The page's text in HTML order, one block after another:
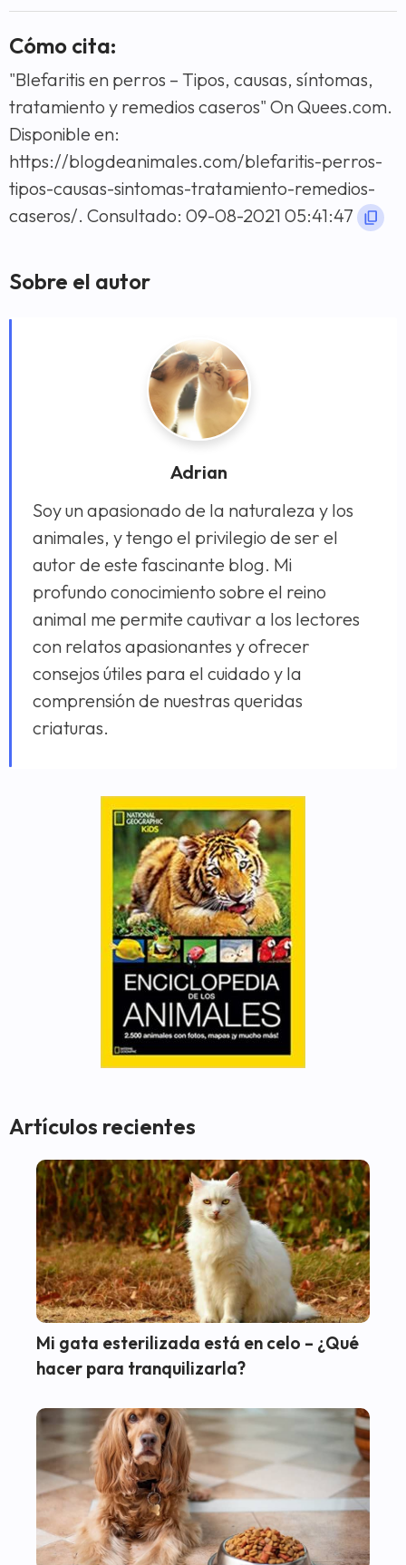
Cómo cita:
"Blefaritis en perros – Tipos, causas, síntomas,
tratamiento y remedios caseros" On Quees.com.
Disponible en:
https://blogdeanimales.com/blefaritis-perros-
tipos-causas-sintomas-tratamiento-remedios-
caseros/. Consultado: 09-08-2021 05:41:47
Sobre el autor
Adrian
Soy un apasionado de la naturaleza y los
animales, y tengo el privilegio de ser el
autor de este fascinante blog. Mi
profundo conocimiento sobre el reino
animal me permite cautivar a los lectores
con relatos apasionantes y ofrecer
consejos útiles para el cuidado y la
comprensión de nuestras queridas
criaturas.
Artículos recientes
Mi gata esterilizada está en celo – ¿Qué
hacer para tranquilizarla?